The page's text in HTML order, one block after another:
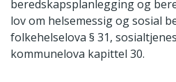
beredskapsplanlegging og
lov om helsemessig og sosial
folkehelselova § 31,
kommunelova kapittel 30.